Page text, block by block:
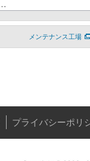
メンテナンス工場
プライバシーポリ